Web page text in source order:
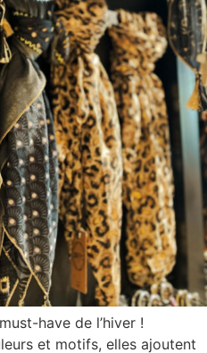
have de l’hiver !
et motifs, elles ajoutent